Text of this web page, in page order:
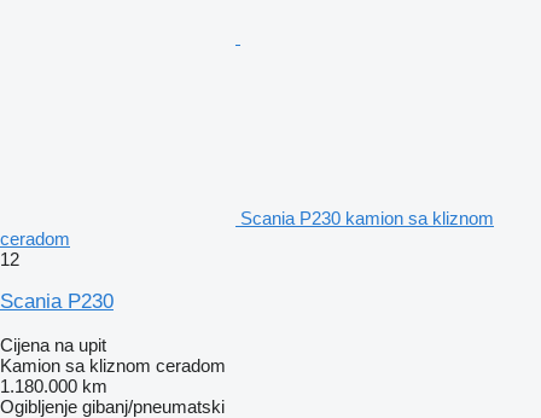
Scania P230 kamion sa kliznom
ceradom
12
Scania P230
Cijena na upit
Kamion sa kliznom ceradom
1.180.000 km
Ogibljenje gibanj/pneumatski